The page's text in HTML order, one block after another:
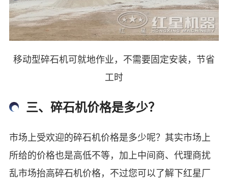
移动型碎石机可就地作业，不需要固定安装，节省
工时
三、碎石机价格是多少？
市场上受欢迎的碎石机价格是多少呢？其实市场上
所给的价格也是高低不等，加上中间商、代理商扰
乱市场抬高碎石机价格，不过您可以了解下红星厂